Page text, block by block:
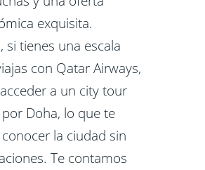
exquisita.
si tienes una escala
con Qatar Airways,
a un city tour
Doha, lo que te
la ciudad sin
Te contamos